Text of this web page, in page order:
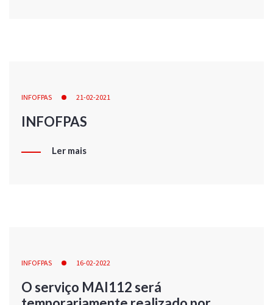
INFOFPAS 21-02-2021
INFOFPAS
Ler mais
INFOFPAS 16-02-2022
O serviço MAI112 será